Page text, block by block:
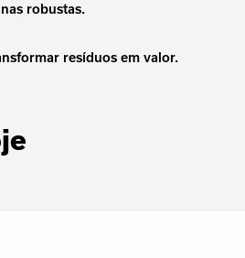
robustas.
resíduos em valor.